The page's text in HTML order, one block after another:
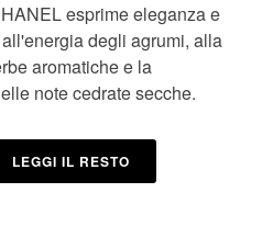
esprime eleganza e
degli agrumi, alla
aromatiche e la
note cedrate secche.
LEGGI IL RESTO